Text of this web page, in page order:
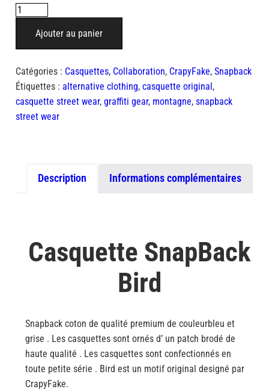
quantité
Snapback
Ajouter au panier
Catégories : Casquettes, Collaboration, CrapyFake, Snapback
Étiquettes : alternative clothing, casquette original,
casquette street wear, graffiti gear, montagne, snapback
street wear
Description Informations complémentaires
Casquette SnapBack
Bird
Snapback coton de qualité premium de couleurbleu et
grise . Les casquettes sont ornés d’ un patch brodé de
haute qualité . Les casquettes sont confectionnés en
toute petite série . Bird est un motif original designé par
CrapyFake.